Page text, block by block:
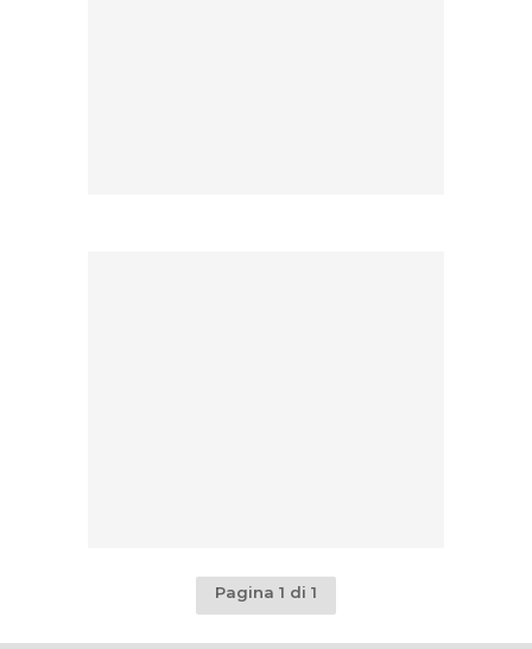
Pagina 1 di 1